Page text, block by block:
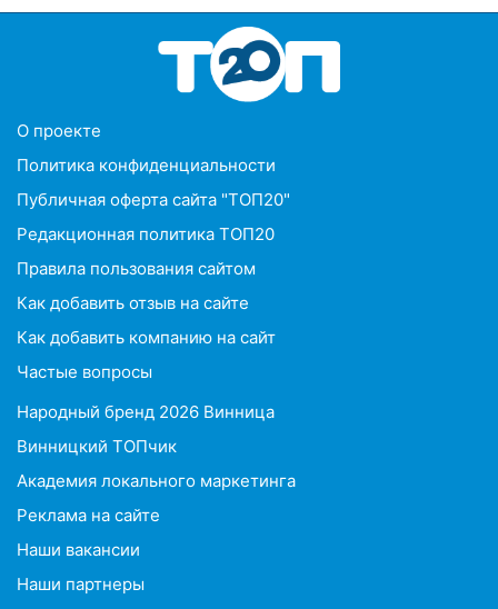
O проекте
Политика конфиденциальности
Публичная оферта сайта "ТОП20"
Редакционная политика ТОП20
Правила пользования сайтом
Как добавить отзыв на сайте
Как добавить компанию на сайт
Частые вопросы
Народный бренд 2026 Винница
Винницкий ТОПчик
Академия локального маркетинга
Реклама на сайте
Наши вакансии
Наши партнеры